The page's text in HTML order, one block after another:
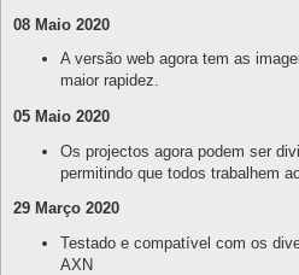
08 Maio 2020
A versão web agora tem as
maior rapidez.
05 Maio 2020
Os projectos agora podem ser
permitindo que todos trabalhem
29 Março 2020
Testado e compatível com os
AXN